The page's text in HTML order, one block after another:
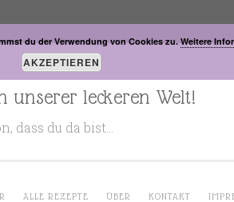
unserer leckeren Welt!
dass du da bist…
ALLE REZEPTE ÜBER KONTAKT
du der Verwendung von Cookies zu.Weitere
AKZEPTIEREN